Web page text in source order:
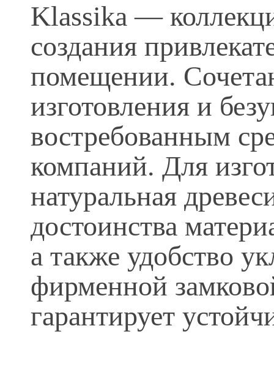
Klassika —
создания
помещении.
изготовления и
востребованным
компаний. Для
натуральная
достоинства
а также удобство
фирменной
гарантирует